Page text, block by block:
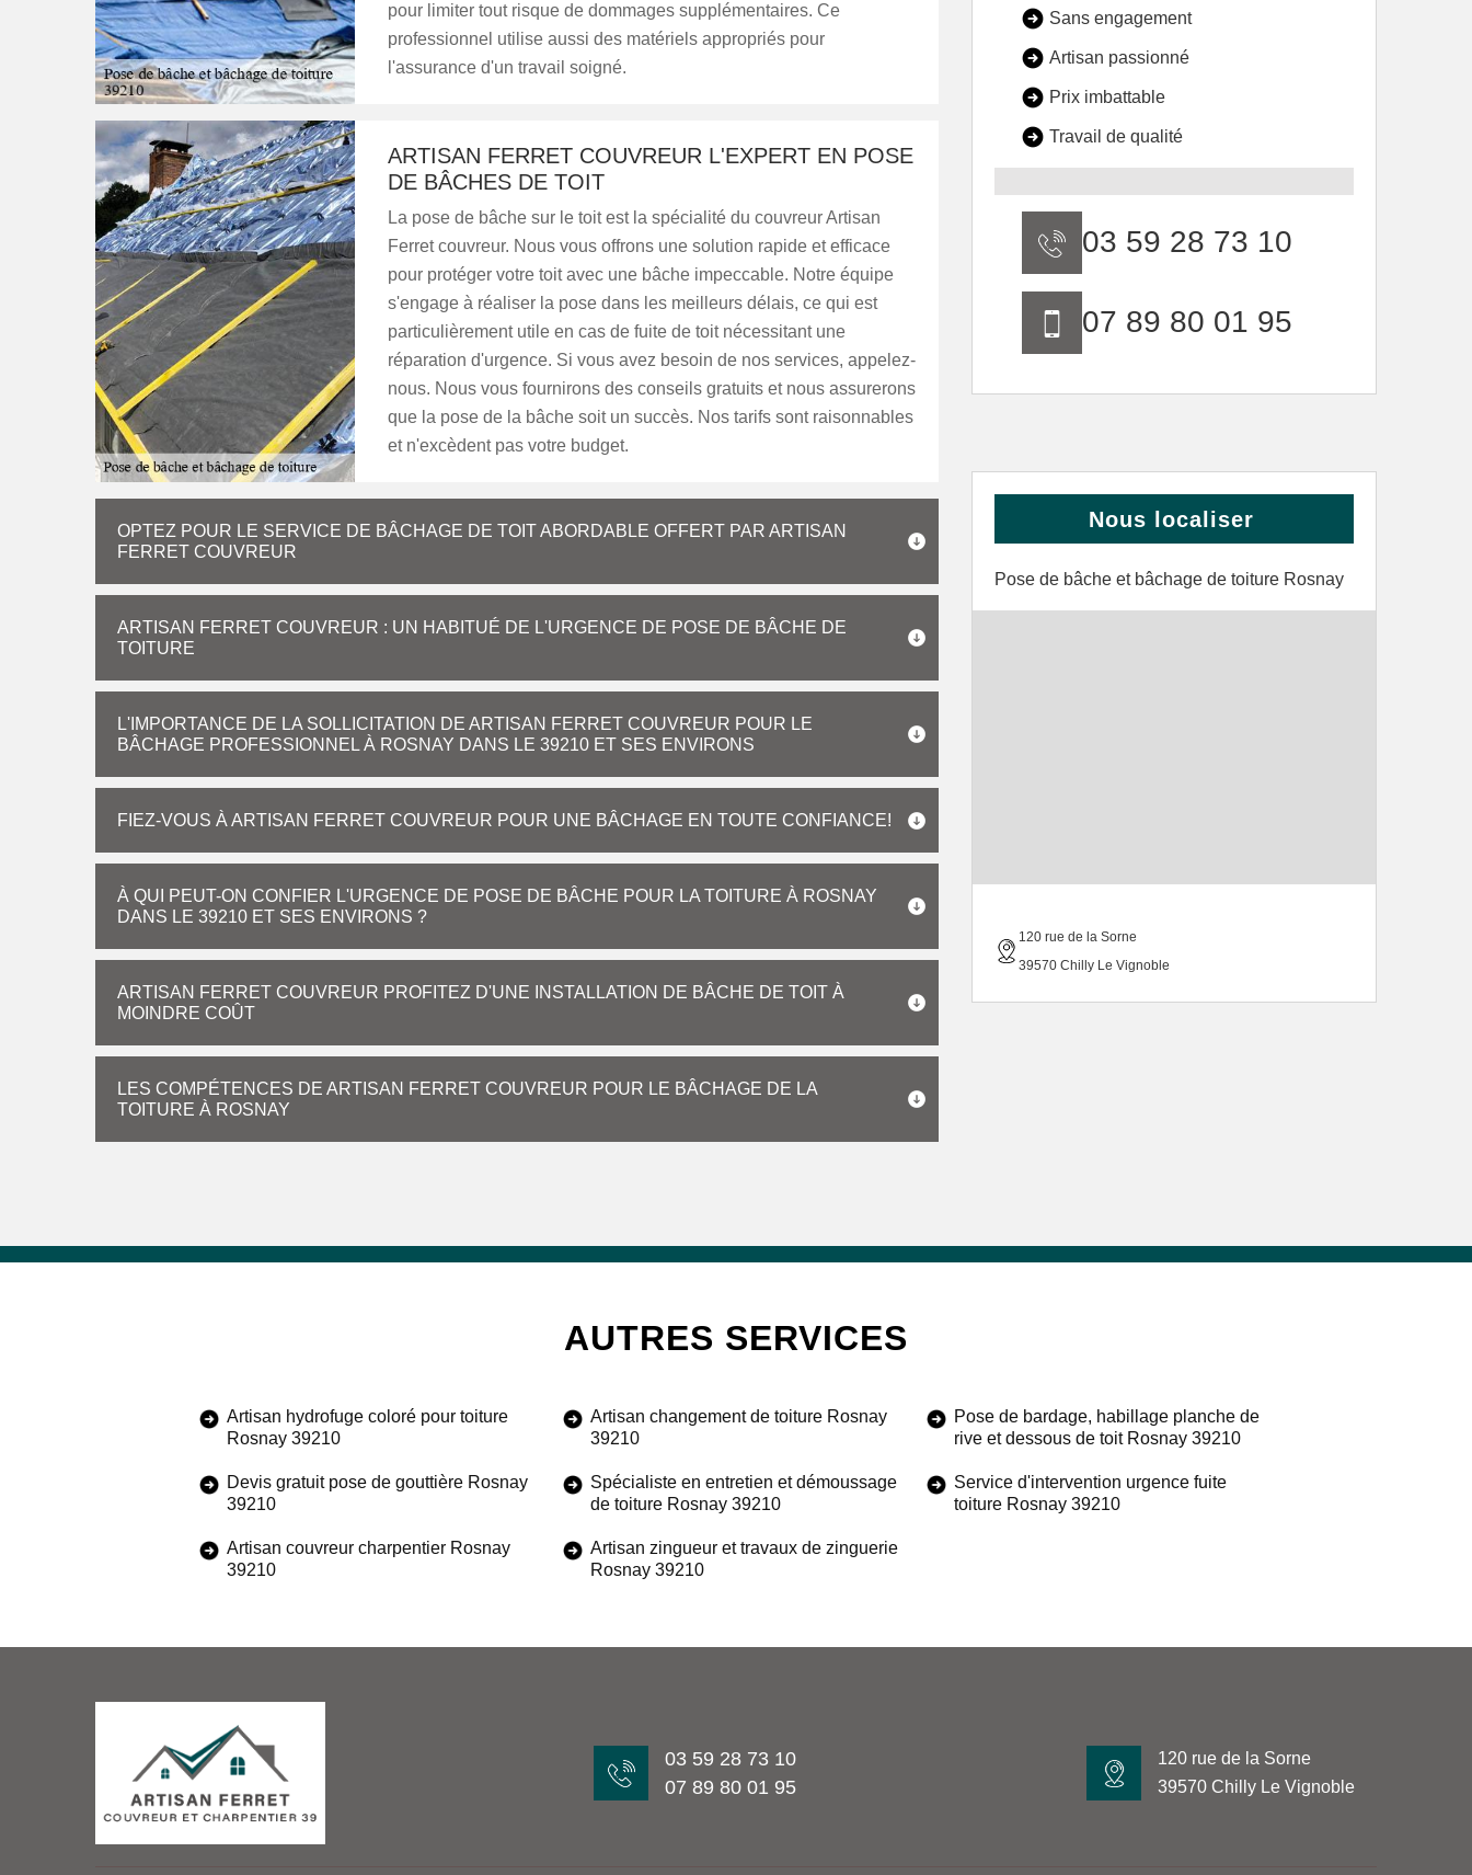
pour limiter tout risque de dommages supplémentaires. Ce
professionnel utilise aussi des matériels appropriés pour
l'assurance d'un travail soigné.
ARTISAN FERRET COUVREUR L'EXPERT EN POSE
DE BÂCHES DE TOIT
La pose de bâche sur le toit est la spécialité du couvreur Artisan
Ferret couvreur. Nous vous offrons une solution rapide et efficace
pour protéger votre toit avec une bâche impeccable. Notre équipe
s'engage à réaliser la pose dans les meilleurs délais, ce qui est
particulièrement utile en cas de fuite de toit nécessitant une
réparation d'urgence. Si vous avez besoin de nos services, appelez-
nous. Nous vous fournirons des conseils gratuits et nous assurerons
que la pose de la bâche soit un succès. Nos tarifs sont raisonnables
et n'excèdent pas votre budget.
OPTEZ POUR LE SERVICE DE BÂCHAGE DE TOIT ABORDABLE OFFERT PAR ARTISAN
FERRET COUVREUR
ARTISAN FERRET COUVREUR : UN HABITUÉ DE L'URGENCE DE POSE DE BÂCHE DE
TOITURE
L'IMPORTANCE DE LA SOLLICITATION DE ARTISAN FERRET COUVREUR POUR LE
BÂCHAGE PROFESSIONNEL À ROSNAY DANS LE 39210 ET SES ENVIRONS
FIEZ-VOUS À ARTISAN FERRET COUVREUR POUR UNE BÂCHAGE EN TOUTE CONFIANCE!
À QUI PEUT-ON CONFIER L'URGENCE DE POSE DE BÂCHE POUR LA TOITURE À ROSNAY
DANS LE 39210 ET SES ENVIRONS ?
ARTISAN FERRET COUVREUR PROFITEZ D'UNE INSTALLATION DE BÂCHE DE TOIT À
MOINDRE COÛT
LES COMPÉTENCES DE ARTISAN FERRET COUVREUR POUR LE BÂCHAGE DE LA
TOITURE À ROSNAY
Sans engagement
Artisan passionné
Prix imbattable
Travail de qualité
03 59 28 73 10
07 89 80 01 95
Nous localiser
Pose de bâche et bâchage de toiture Rosnay
120 rue de la Sorne
39570 Chilly Le Vignoble
AUTRES SERVICES
Artisan hydrofuge coloré pour toiture
Rosnay 39210
Devis gratuit pose de gouttière Rosnay
39210
Artisan couvreur charpentier Rosnay
39210
Artisan changement de toiture Rosnay
39210
Spécialiste en entretien et démoussage
de toiture Rosnay 39210
Artisan zingueur et travaux de zinguerie
Rosnay 39210
Pose de bardage, habillage planche de
rive et dessous de toit Rosnay 39210
Service d'intervention urgence fuite
toiture Rosnay 39210
03 59 28 73 10
07 89 80 01 95
120 rue de la Sorne
39570 Chilly Le Vignoble